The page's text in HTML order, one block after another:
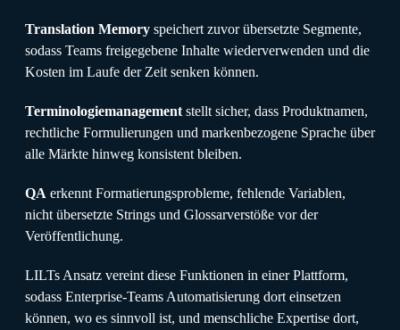
Translation Memory speichert zuvor übersetzte Segmente,
sodass Teams freigegebene Inhalte wiederverwenden und die
Kosten im Laufe der Zeit senken können.
Terminologiemanagement stellt sicher, dass Produktnamen,
rechtliche Formulierungen und markenbezogene Sprache über
alle Märkte hinweg konsistent bleiben.
QA erkennt Formatierungsprobleme, fehlende Variablen,
nicht übersetzte Strings und Glossarverstöße vor der
Veröffentlichung.
LILTs Ansatz vereint diese Funktionen in einer Plattform,
sodass Enterprise-Teams Automatisierung dort einsetzen
können, wo es sinnvoll ist, und menschliche Expertise dort,